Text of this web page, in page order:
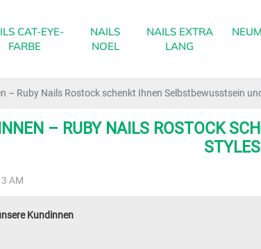
CAT-EYE-
FARBE
NAILS
NOEL
NAILS EXTRA
LANG
– Ruby Nails Rostock schenkt Ihnen Selbstbewusstsein
– RUBY NAILS ROSTOCK
STYLES
AM
Kundinnen